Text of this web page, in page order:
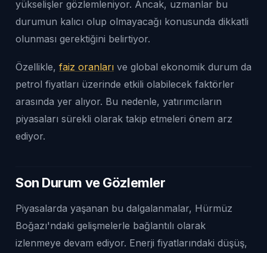
yükselişler gözlemleniyor. Ancak, uzmanlar bu
durumun kalıcı olup olmayacağı konusunda dikkatli
olunması gerektiğini belirtiyor.
Özellikle, faiz oranları ve global ekonomik durum da
petrol fiyatları üzerinde etkili olabilecek faktörler
arasında yer alıyor. Bu nedenle, yatırımcıların
piyasaları sürekli olarak takip etmeleri önem arz
ediyor.
Son Durum ve Gözlemler
Piyasalarda yaşanan bu dalgalanmalar, Hürmüz
Boğazı'ndaki gelişmelerle bağlantılı olarak
izlenmeye devam ediyor. Enerji fiyatlarındaki düşüş,